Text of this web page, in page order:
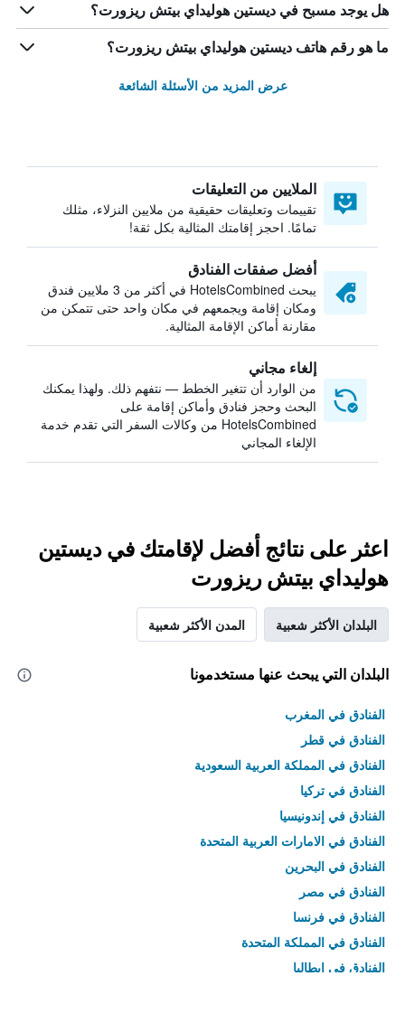
هل يوجد مسبح في ديستين هوليداي بيتش ريزورت؟
ما هو رقم هاتف ديستين هوليداي بيتش ريزورت؟
عرض المزيد من الأسئلة الشائعة
الملايين من التعليقات
تقييمات وتعليقات حقيقية من ملايين النزلاء، مثلك
تمامًا. احجز إقامتك المثالية بكل ثقة!
أفضل صفقات الفنادق
يبحث HotelsCombined في أكثر من 3 ملايين فندق
ومكان إقامة ويجمعهم في مكان واحد حتى تتمكن من
مقارنة أماكن الإقامة المثالية.
إلغاء مجاني
من الوارد أن تتغير الخطط — نتفهم ذلك. ولهذا يمكنك
البحث وحجز فنادق وأماكن إقامة على
HotelsCombined من وكالات السفر التي تقدم خدمة
الإلغاء المجاني
اعثر على نتائج أفضل لإقامتك في ديستين
هوليداي بيتش ريزورت
البلدان الأكثر شعبية المدن الأكثر شعبية
البلدان التي يبحث عنها مستخدمونا
الفنادق في المغرب
الفنادق في قطر
الفنادق في المملكة العربية السعودية
الفنادق في تركيا
الفنادق في إندونيسيا
الفنادق في الامارات العربية المتحدة
الفنادق في البحرين
الفنادق في مصر
الفنادق في فرنسا
الفنادق في المملكة المتحدة
الفنادق في إيطاليا